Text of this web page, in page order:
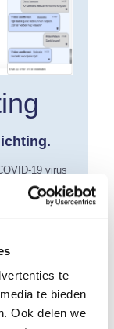
te
te bieden
Ook delen we
19 virus
inloggen
van te voren
vragen te
innoveert
op een plek
en
is het